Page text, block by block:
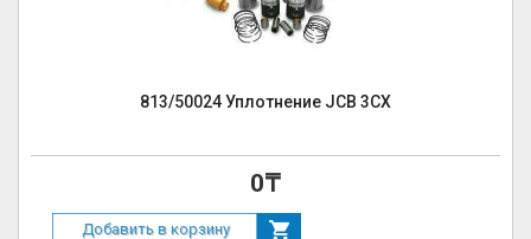
813/50024 Уплотнение JCB 3CX
0₸
Добавить в корзину